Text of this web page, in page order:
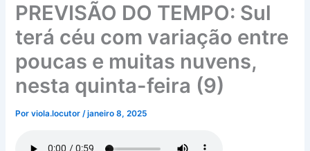
PREVISÃO DO TEMPO: Sul
terá céu com variação entre
poucas e muitas nuvens,
nesta quinta-feira (9)
Porviola.locutor/janeiro 8, 2025